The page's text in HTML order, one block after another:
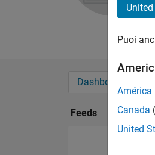
Dashboard
Feeds
Puoi
América
Canada
United